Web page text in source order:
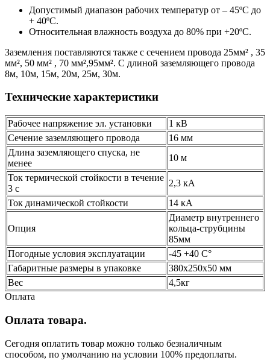
Допустимый диапазон рабочих температур от – 45ºC до
+ 40ºC.
Относительная влажность воздуха до 80% при +20ºC.
Заземления поставляются также с сечением провода 25мм² , 35
мм², 50 мм² , 70 мм²,95мм². С длиной заземляющего провода
8м, 10м, 15м, 20м, 25м, 30м.
Технические характеристики
Рабочее напряжение эл. установки
1 кВ
Сечение заземляющего провода
16 мм
Длина заземляющего спуска, не
менее
10 м
Ток термической стойкости в течение
3 с
2,3 кА
Ток динамической стойкости
14 кА
Опция
Диаметр внутреннего
кольца-струбцины
85мм
Погодные условия эксплуатации
-45 +40 С°
Габаритные размеры в упаковке
380х250х50 мм
Вес
4,5кг
Оплата
Оплата товара.
Сегодня оплатить товар можно только безналичным
способом, по умолчанию на условии 100% предоплаты.